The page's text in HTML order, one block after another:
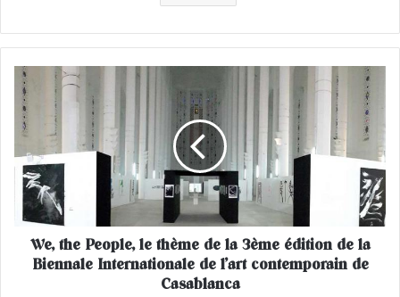
W
e
We, the People, le thème de la 3ème édition de la
Biennale Internationale de l’art contemporain de
Casablanca